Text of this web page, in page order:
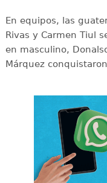
En equipos, las
Rivas y Carmen Tiul
en masculino,
Márquez